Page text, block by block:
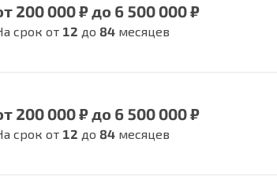
200 000 ₽ до 6 500 000 ₽
срок от 12 до 84месяцев
200 000 ₽ до 6 500 000 ₽
срок от 12 до 84месяцев